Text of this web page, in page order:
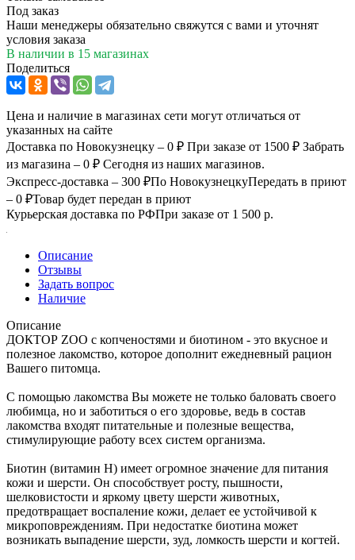
Под заказ
Наши менеджеры обязательно свяжутся с вами и уточнят
условия заказа
В наличии в 15 магазинах
Поделиться
Цена и наличие в магазинах сети могут отличаться от
указанных на сайте
Доставка по Новокузнецку – 0 ₽ При заказе от 1500 ₽ Забрать
из магазина – 0 ₽ Сегодня из наших магазинов.
Экспресс-доставка – 300 ₽По НовокузнецкуПередать в приют
– 0 ₽Товар будет передан в приют
Курьерская доставка по РФПри заказе от 1 500 р.
Описание
Отзывы
Задать вопрос
Наличие
Описание
ДОКТОР ZOO с копченостями и биотином - это вкусное и
полезное лакомство, которое дополнит ежедневный рацион
Вашего питомца.
С помощью лакомства Вы можете не только баловать своего
любимца, но и заботиться о его здоровье, ведь в состав
лакомства входят питательные и полезные вещества,
стимулирующие работу всех систем организма.
Биотин (витамин Н) имеет огромное значение для питания
кожи и шерсти. Он способствует росту, пышности,
шелковистости и яркому цвету шерсти животных,
предотвращает воспаление кожи, делает ее устойчивой к
микроповреждениям. При недостатке биотина может
возникать выпадение шерсти, зуд, ломкость шерсти и когтей.